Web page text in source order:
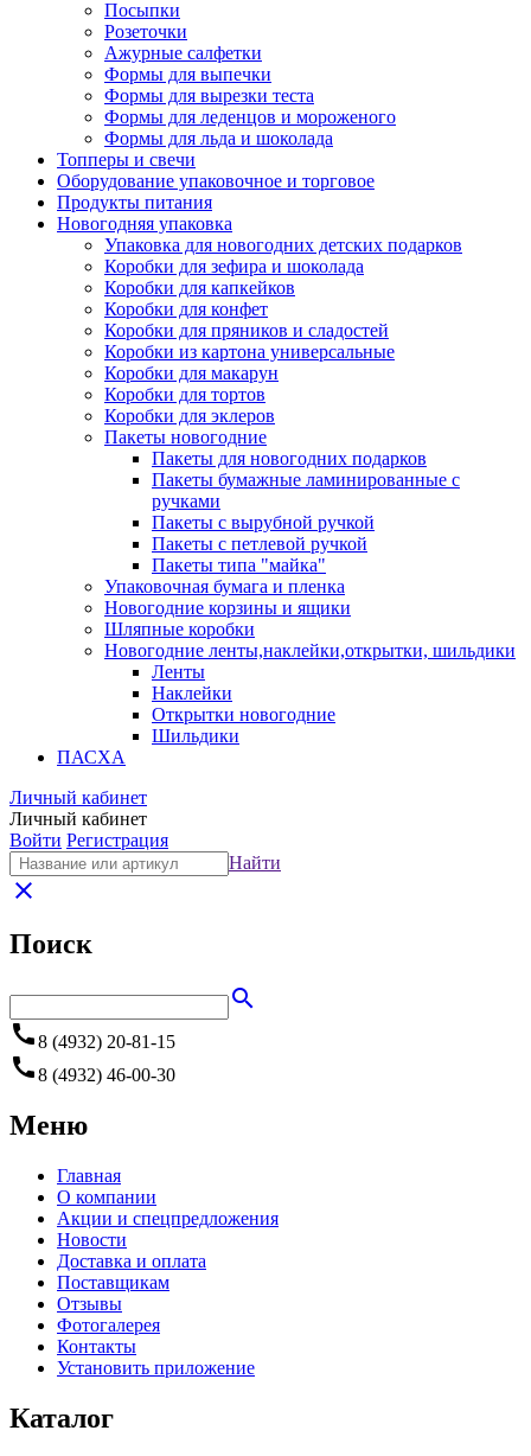
Посыпки
Розеточки
Ажурные салфетки
Формы для выпечки
Формы для вырезки теста
Формы для леденцов и мороженого
Формы для льда и шоколада
Топперы и свечи
Оборудование упаковочное и торговое
Продукты питания
Новогодняя упаковка
Упаковка для новогодних детских подарков
Коробки для зефира и шоколада
Коробки для капкейков
Коробки для конфет
Коробки для пряников и сладостей
Коробки из картона универсальные
Коробки для макарун
Коробки для тортов
Коробки для эклеров
Пакеты новогодние
Пакеты для новогодних подарков
Пакеты бумажные ламинированные с
ручками
Пакеты с вырубной ручкой
Пакеты с петлевой ручкой
Пакеты типа "майка"
Упаковочная бумага и пленка
Новогодние корзины и ящики
Шляпные коробки
Новогодние ленты,наклейки,открытки, шильдики
Ленты
Наклейки
Открытки новогодние
Шильдики
ПАСХА
Личный кабинет
Личный кабинет
Войти Регистрация
Найти
close
Поиск
search
call8 (4932) 20-81-15
call8 (4932) 46-00-30
Меню
Главная
О компании
Акции и спецпредложения
Новости
Доставка и оплата
Поставщикам
Отзывы
Фотогалерея
Контакты
Установить приложение
Каталог